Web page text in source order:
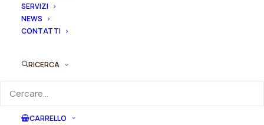
SERVIZI
NEWS
CONTATTI
RICERCA
CARRELLO
quantità
SKU